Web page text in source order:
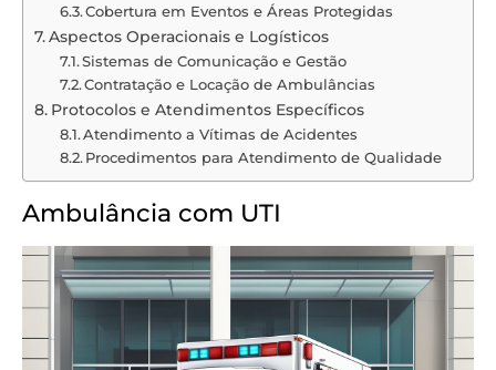
Cobertura em Eventos e Áreas Protegidas
Aspectos Operacionais e Logísticos
Sistemas de Comunicação e Gestão
Contratação e Locação de Ambulâncias
Protocolos e Atendimentos Específicos
Atendimento a Vítimas de Acidentes
Procedimentos para Atendimento de Qualidade
Ambulância com UTI